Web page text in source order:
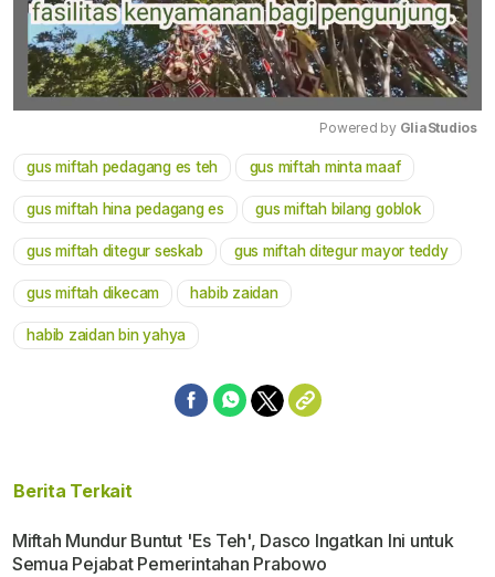
Mute
Powered by GliaStudios
gus miftah pedagang es teh gus miftah minta maaf
gus miftah hina pedagang es gus miftah bilang goblok
gus miftah ditegur seskab gus miftah ditegur mayor teddy
gus miftah dikecam habib zaidan
habib zaidan bin yahya
Berita Terkait
Miftah Mundur Buntut 'Es Teh', Dasco Ingatkan Ini untuk
Semua Pejabat Pemerintahan Prabowo